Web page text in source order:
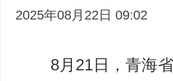
2025年08月22日 09:02
8月21日，青海省